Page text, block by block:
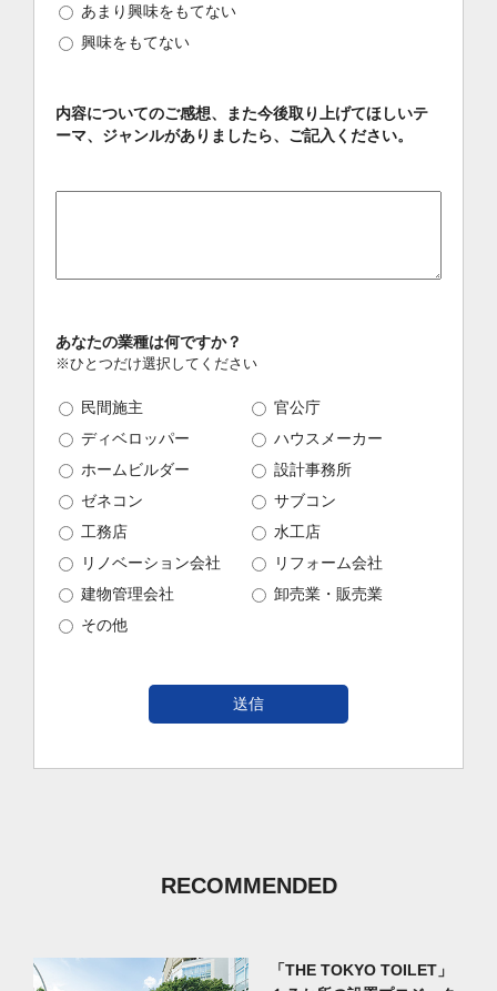
あまり興味をもてない
興味をもてない
内容についてのご感想、また今後取り上げてほしいテ
ーマ、ジャンルがありましたら、ご記入ください。
あなたの業種は何ですか？
※ひとつだけ選択してください
民間施主
官公庁
ディベロッパー
ハウスメーカー
ホームビルダー
設計事務所
ゼネコン
サブコン
工務店
水工店
リノベーション会社
リフォーム会社
建物管理会社
卸売業・販売業
その他
RECOMMENDED
「THE TOKYO TOILET」